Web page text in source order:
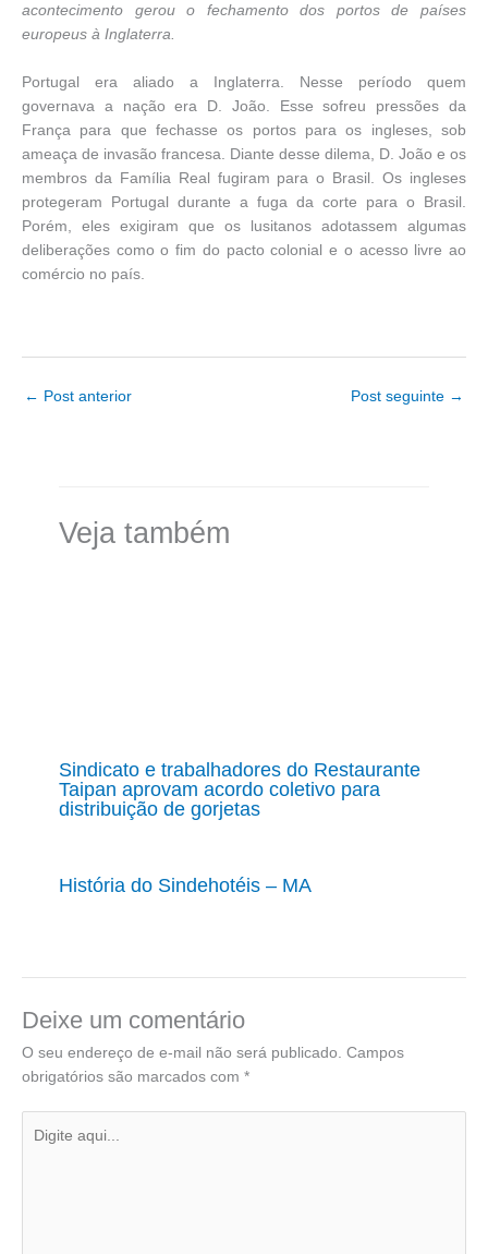
acontecimento gerou o fechamento dos portos de países
europeus à Inglaterra.
Portugal era aliado a Inglaterra. Nesse período quem
governava a nação era D. João. Esse sofreu pressões da
França para que fechasse os portos para os ingleses, sob
ameaça de invasão francesa. Diante desse dilema, D. João e os
membros da Família Real fugiram para o Brasil. Os ingleses
protegeram Portugal durante a fuga da corte para o Brasil.
Porém, eles exigiram que os lusitanos adotassem algumas
deliberações como o fim do pacto colonial e o acesso livre ao
comércio no país.
← Post anterior Post seguinte →
Veja também
Sindicato e trabalhadores do Restaurante
Taipan aprovam acordo coletivo para
distribuição de gorjetas
História do Sindehotéis – MA
Deixe um comentário
O seu endereço de e-mail não será publicado. Campos
obrigatórios são marcados com *
aqui...